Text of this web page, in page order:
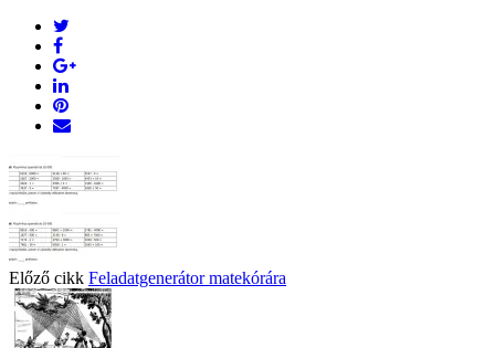
Előző cikk Feladatgenerátor matekórára